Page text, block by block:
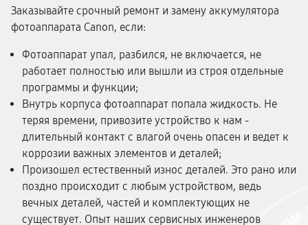
Заказывайте срочный ремонт и замену аккумулятора
фотоаппарата Canon, если:
Фотоаппарат упал, разбился, не включается, не
работает полностью или вышли из строя отдельные
программы и функции;
Внутрь корпуса фотоаппарат попала жидкость. Не
теряя времени, привозите устройство к нам -
длительный контакт с влагой очень опасен и ведет к
коррозии важных элементов и деталей;
Произошел естественный износ деталей. Это рано или
поздно происходит с любым устройством, ведь
вечных деталей, частей и комплектующих не
существует. Опыт наших сервисных инженеров